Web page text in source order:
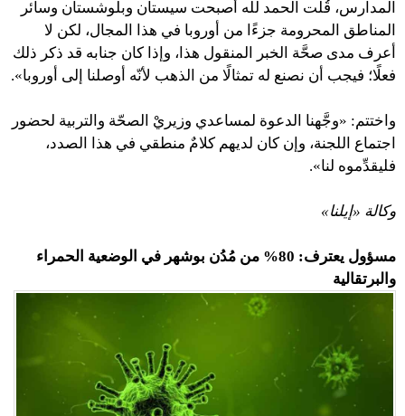
المدارس، قُلت الحمد لله أصبحت سيستان وبلوشستان وسائر
المناطق المحرومة جزءًا من أوروبا في هذا المجال، لكن لا
أعرف مدى صحَّة الخبر المنقول هذا، وإذا كان جنابه قد ذكر ذلك
فعلًا؛ فيجب أن نصنع له تمثالًا من الذهب لأنّه أوصلنا إلى أوروبا».
واختتم: «وجَّهنا الدعوة لمساعدي وزيريْ الصحّة والتربية لحضور
اجتماع اللجنة، وإن كان لديهم كلامٌ منطقي في هذا الصدد،
فليقدِّموه لنا».
وكالة «إيلنا»
مسؤول يعترف: 80% من مُدُن بوشهر في الوضعية الحمراء
والبرتقالية